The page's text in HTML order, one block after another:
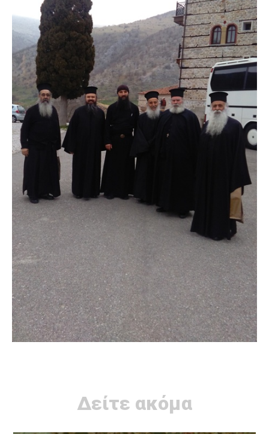
Δείτε ακόμα